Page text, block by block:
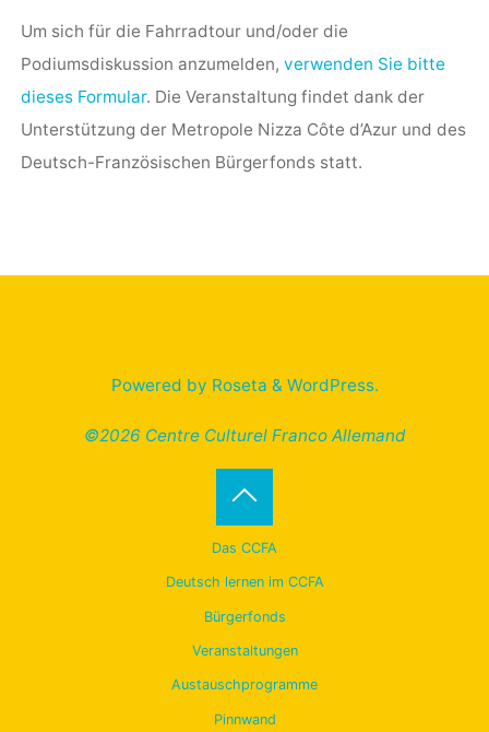
Um sich für die Fahrradtour und/oder die
Podiumsdiskussion anzumelden,verwenden Sie bitte
dieses Formular. Die Veranstaltung findet dank der
Unterstützung der Metropole Nizza Côte d’Azur und des
Deutsch-Französischen Bürgerfonds statt.
Powered by Roseta & WordPress.
©2026 Centre Culturel Franco Allemand
Das CCFA
Deutsch lernen im CCFA
Bürgerfonds
Veranstaltungen
Austauschprogramme
Pinnwand
Back
to
Top